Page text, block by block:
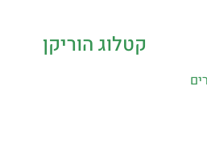
קטלוג הוריקן